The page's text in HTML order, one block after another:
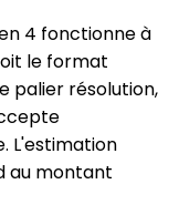
4 fonctionne à
le format
palier résolution,
L'estimation
au montant